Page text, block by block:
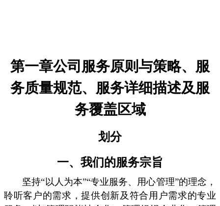
第一章公司服务原则与策略、服
务质量规范、服务详细描述及服
务覆盖区域
划分
一、我们的服务宗旨
坚持“以人为本”“专业服务、用心管理”的理念，
聆听客户的需求，提供创新及符合用户需求的专业